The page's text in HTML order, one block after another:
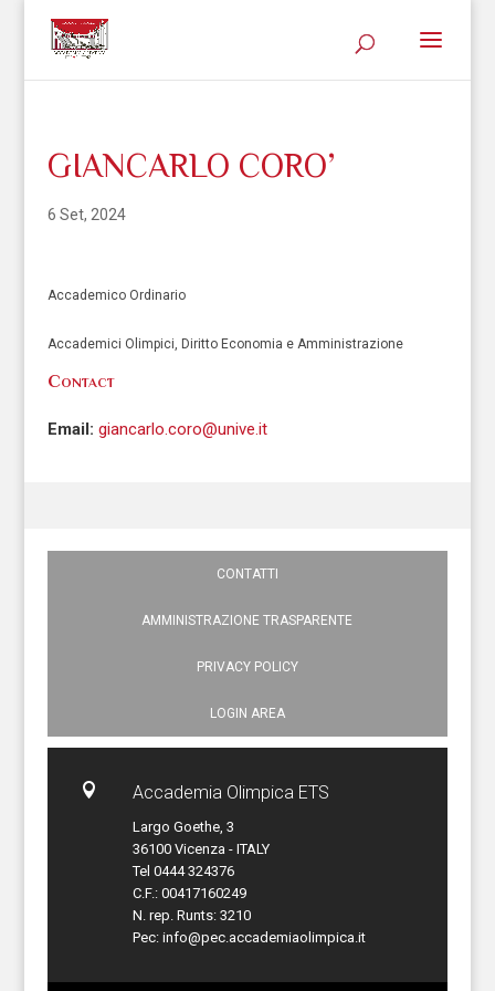
GIANCARLO CORO’
6 Set, 2024
Accademico Ordinario
Accademici Olimpici, Diritto Economia e Amministrazione
Contact
Email: giancarlo.coro@unive.it
CONTATTI
AMMINISTRAZIONE TRASPARENTE
PRIVACY POLICY
LOGIN AREA
 Accademia Olimpica ETS
Largo Goethe, 3
36100 Vicenza - ITALY
Tel 0444 324376
C.F.: 00417160249
N. rep. Runts: 3210
Pec: info@pec.accademiaolimpica.it